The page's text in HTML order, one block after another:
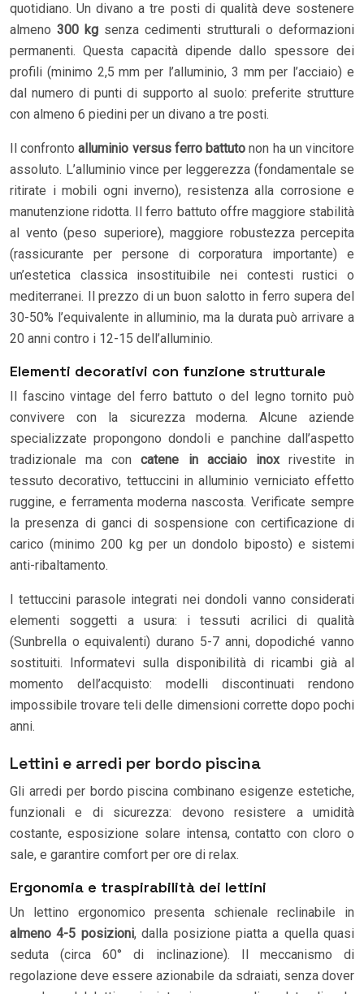
quotidiano. Un divano a tre posti di qualità deve sostenere
almeno 300 kg senza cedimenti strutturali o deformazioni
permanenti. Questa capacità dipende dallo spessore dei
profili (minimo 2,5 mm per l’alluminio, 3 mm per l’acciaio) e
dal numero di punti di supporto al suolo: preferite strutture
con almeno 6 piedini per un divano a tre posti.
Il confrontoalluminio versus ferro battuto non ha un vincitore
assoluto. L’alluminio vince per leggerezza (fondamentale se
ritirate i mobili ogni inverno), resistenza alla corrosione e
manutenzione ridotta. Il ferro battuto offre maggiore stabilità
al vento (peso superiore), maggiore robustezza percepita
(rassicurante per persone di corporatura importante) e
un’estetica classica insostituibile nei contesti rustici o
mediterranei. Il prezzo di un buon salotto in ferro supera del
30-50% l’equivalente in alluminio, ma la durata può arrivare a
20 anni contro i 12-15 dell’alluminio.
Elementi decorativi con funzione strutturale
Il fascino vintage del ferro battuto o del legno tornito può
convivere con la sicurezza moderna. Alcune aziende
specializzate propongono dondoli e panchine dall’aspetto
tradizionale ma concatene in acciaio inoxrivestite in
tessuto decorativo, tettuccini in alluminio verniciato effetto
ruggine, e ferramenta moderna nascosta. Verificate sempre
la presenza di ganci di sospensione con certificazione di
carico (minimo 200 kg per un dondolo biposto) e sistemi
anti-ribaltamento.
I tettuccini parasole integrati nei dondoli vanno considerati
elementi soggetti a usura: i tessuti acrilici di qualità
(Sunbrella o equivalenti) durano 5-7 anni, dopodiché vanno
sostituiti. Informatevi sulla disponibilità di ricambi già al
momento dell’acquisto: modelli discontinuati rendono
impossibile trovare teli delle dimensioni corrette dopo pochi
anni.
Lettini e arredi per bordo piscina
Gli arredi per bordo piscina combinano esigenze estetiche,
funzionali e di sicurezza: devono resistere a umidità
costante, esposizione solare intensa, contatto con cloro o
sale, e garantire comfort per ore di relax.
Ergonomia e traspirabilità dei lettini
Un lettino ergonomico presenta schienale reclinabile in
almeno 4-5 posizioni, dalla posizione piatta a quella quasi
seduta (circa 60° di inclinazione). Il meccanismo di
regolazione deve essere azionabile da sdraiati, senza dover